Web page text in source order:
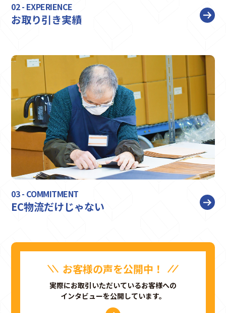
02 - EXPERIENCE
お取り引き実績
03 - COMMITMENT
EC物流だけじゃない
お客様の声を公開中！
実際にお取引いただいているお客様への
インタビューを公開しています。